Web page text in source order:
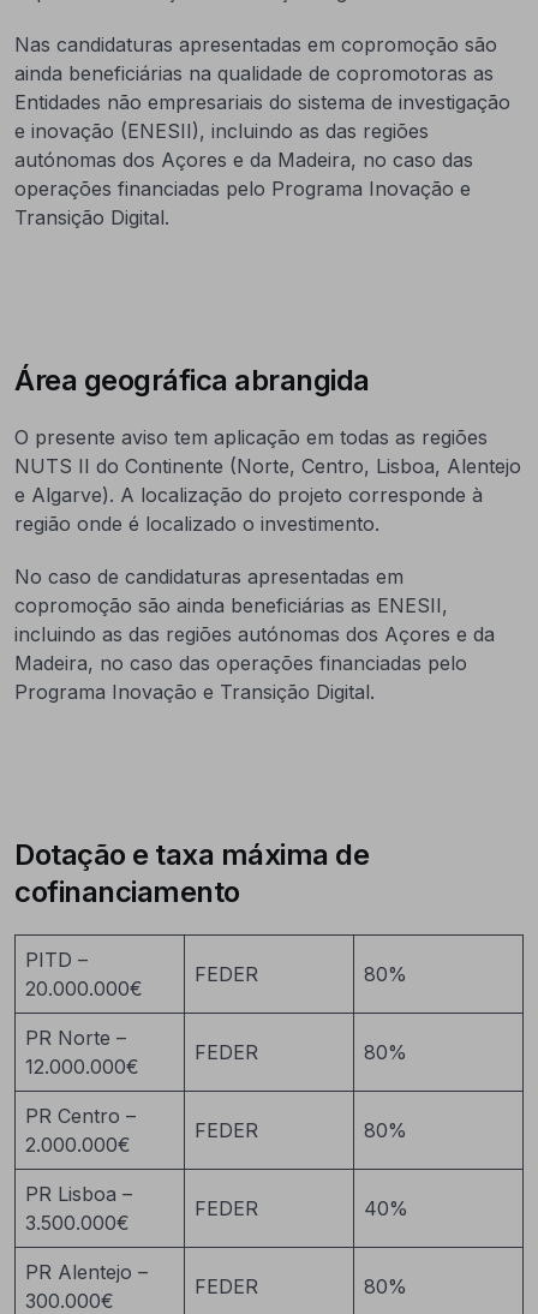
Nas candidaturas apresentadas em copromoção são
ainda beneficiárias na qualidade de copromotoras as
Entidades não empresariais do sistema de investigação
e inovação (ENESII), incluindo as das regiões
autónomas dos Açores e da Madeira, no caso das
operações financiadas pelo Programa Inovação e
Transição Digital.
Área geográfica abrangida
O presente aviso tem aplicação em todas as regiões
NUTS II do Continente (Norte, Centro, Lisboa, Alentejo
e Algarve). A localização do projeto corresponde à
região onde é localizado o investimento.
No caso de candidaturas apresentadas em
copromoção são ainda beneficiárias as ENESII,
incluindo as das regiões autónomas dos Açores e da
Madeira, no caso das operações financiadas pelo
Programa Inovação e Transição Digital.
Dotação e taxa máxima de
cofinanciamento
PITD –
20.000.000€
FEDER 80%
PR Norte –
12.000.000€
FEDER 80%
PR Centro –
2.000.000€
FEDER 80%
PR Lisboa –
3.500.000€
FEDER 40%
PR Alentejo –
300.000€
FEDER 80%